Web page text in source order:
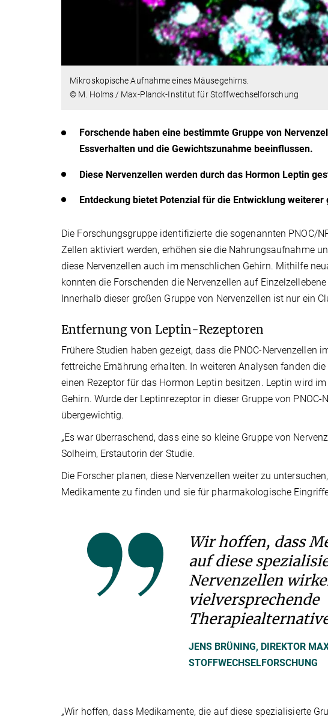
Mikroskopische Aufnahme eines Mäusegehirns.
© M. Holms / Max-Planck-Institut für Stoffwechselforschung
Forschende haben eine bestimmte Gruppe von
Essverhalten und die Gewichtszunahme beeinflussen.
Diese Nervenzellen werden durch das Hormon Leptin
Entdeckung bietet Potenzial für die Entwicklung
Die Forschungsgruppe identifizierte die sogenannten PNOC/
Zellen aktiviert werden, erhöhen sie die Nahrungsaufnahme
diese Nervenzellen auch im menschlichen Gehirn. Mithilfe
konnten die Forschenden die Nervenzellen auf
Innerhalb dieser großen Gruppe von Nervenzellen ist nur ein
Entfernung von Leptin-Rezeptoren
Frühere Studien haben gezeigt, dass die PNOC-
fettreiche Ernährung erhalten. In weiteren Analysen fanden
einen Rezeptor für das Hormon Leptin besitzen. Leptin wird
Gehirn. Wurde der Leptinrezeptor in dieser Gruppe von
übergewichtig.
„Es war überraschend, dass eine so kleine Gruppe von
Solheim, Erstautorin der Studie.
Die Forscher planen, diese Nervenzellen weiter zu
Medikamente zu finden und sie für pharmakologische
Wir hoffen, dass
auf diese
Nervenzellen
vielversprechende
JENS BRÜNING, DIREKTOR
STOFFWECHSELFORSCHUNG
„Wir hoffen, dass Medikamente, die auf diese spezialisierte